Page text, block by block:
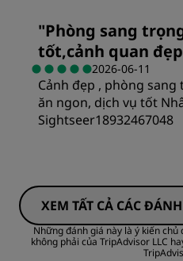
Giá trị
Giấc ngủ
Sự sạch sẽ
"Phòng sang
tốt,cảnh quan đẹp
2026-06-11
Cảnh đẹp , phòng
ăn ngon, dịch vụ tốt
Sightseer18932467048
XEM TẤT CẢ CÁC
Những đánh giá này là ý kiến
không phải của TripAdvisor LLC